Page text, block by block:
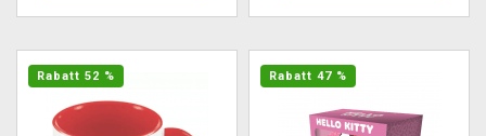
Rabatt 52 % Rabatt 47 %